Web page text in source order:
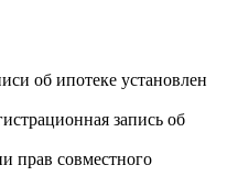
об ипотеке установлен
запись об
прав совместного